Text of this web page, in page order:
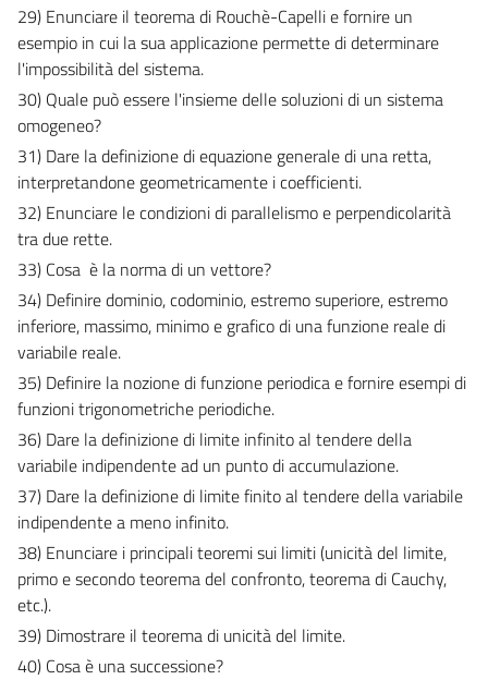
29) Enunciare il teorema di Rouchè-Capelli e fornire un
esempio in cui la sua applicazione permette di determinare
l'impossibilità del sistema.
30) Quale può essere l'insieme delle soluzioni di un sistema
omogeneo?
31) Dare la definizione di equazione generale di una retta,
interpretandone geometricamente i coefficienti.
32) Enunciare le condizioni di parallelismo e perpendicolarità
tra due rette.
33) Cosa  è la norma di un vettore?
34) Definire dominio, codominio, estremo superiore, estremo
inferiore, massimo, minimo e grafico di una funzione reale di
variabile reale.
35) Definire la nozione di funzione periodica e fornire esempi di
funzioni trigonometriche periodiche.
36) Dare la definizione di limite infinito al tendere della
variabile indipendente ad un punto di accumulazione.
37) Dare la definizione di limite finito al tendere della variabile
indipendente a meno infinito.
38) Enunciare i principali teoremi sui limiti (unicità del limite,
primo e secondo teorema del confronto, teorema di Cauchy,
etc.).
39) Dimostrare il teorema di unicità del limite.
40) Cosa è una successione?